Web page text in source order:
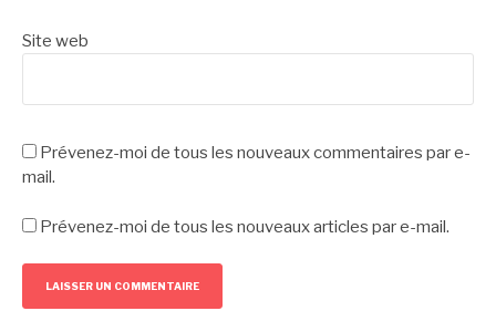
Site web
Prévenez-moi de tous les nouveaux commentaires par e-
mail.
Prévenez-moi de tous les nouveaux articles par e-mail.